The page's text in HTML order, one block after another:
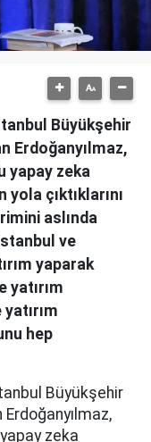
Büyükşehir
Erdoğanyılmaz,
yapay zeka
çıktıklarını
aslında
ve
yaparak
yatırım
hep
Büyükşehir
Erdoğanyılmaz,
zeka